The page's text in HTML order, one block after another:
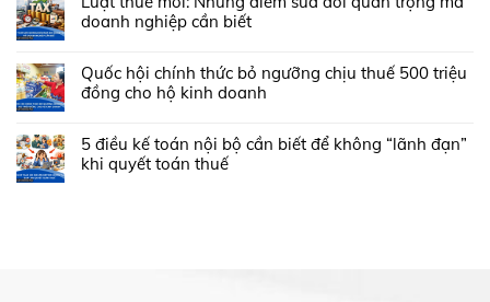
doanh nghiệp cần biết
Quốc hội chính thức bỏ ngưỡng chịu thuế 500 triệu
đồng cho hộ kinh doanh
5 điều kế toán nội bộ cần biết để không “lãnh đạn”
khi quyết toán thuế